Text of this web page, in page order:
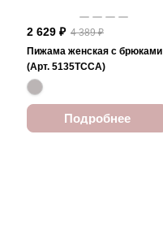
2 629 ₽ 4 389 ₽
Пижама женская с брюками
(Арт. 5135TCCA)
Подробнее